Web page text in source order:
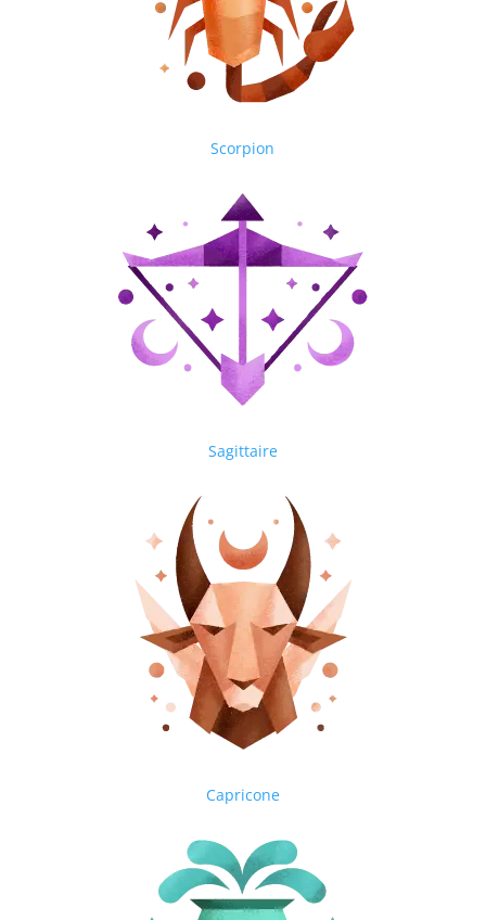
Scorpion
Sagittaire
Capricone